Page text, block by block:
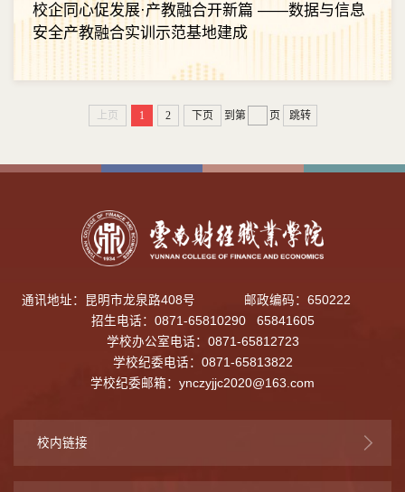
校企同心促发展·产教融合开新篇 ——数据与信息
安全产教融合实训示范基地建成
上页 1 2 下页 到第 页 跳转
通讯地址：昆明市龙泉路408号
邮政编码：650222
招生电话：0871-65810290 65841605
学校办公室电话：0871-65812723
学校纪委电话：0871-65813822
学校纪委邮箱： ynczyjjc2020@163.com
校内链接